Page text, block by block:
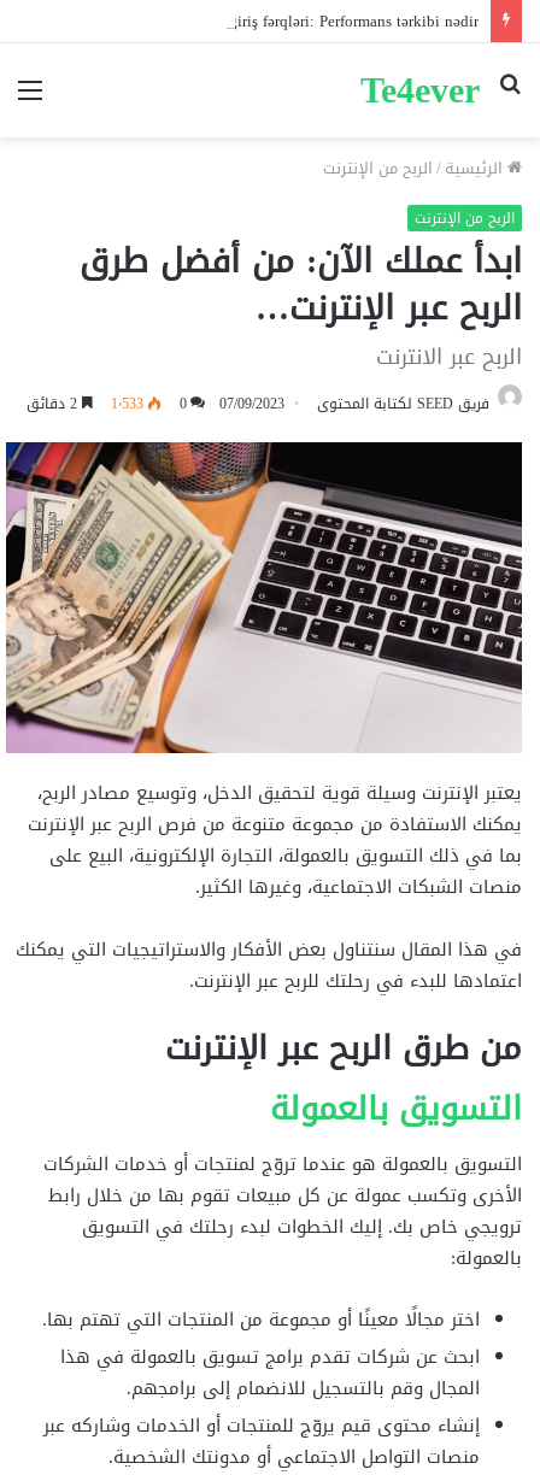
Pin-up mobil və masaüstü giriş fərqləri: Performans tərkibi nədir?
Te4ever
بحث
الرئيسية/الربح من الإنترنت
الربح من الإنترنت
ابدأ عملك الآن: من أفضل طرق
الربح عبر الإنترنت…
الربح عبر الانترنت
فريق SEED لكتابة المحتوى 07/09/2023
0 1٬533
يعتبر الإنترنت وسيلة قوية لتحقيق الدخل، وتوسيع مصادر الربح،
يمكنك الاستفادة من مجموعة متنوعة من فرص الربح عبر الإنترنت
بما في ذلك التسويق بالعمولة، التجارة الإلكترونية، البيع على
منصات الشبكات الاجتماعية، وغيرها الكثير.
في هذا المقال سنتناول بعض الأفكار والاستراتيجيات التي يمكنك
اعتمادها للبدء في رحلتك للربح عبر الإنترنت.
من طرق الربح عبر الإنترنت
التسويق بالعمولة
التسويق بالعمولة هو عندما تروّج لمنتجات أو خدمات الشركات
الأخرى وتكسب عمولة عن كل مبيعات تقوم بها من خلال رابط
ترويجي خاص بك. إليك الخطوات لبدء رحلتك في التسويق
بالعمولة:
اختر مجالًا معينًا أو مجموعة من المنتجات التي تهتم بها.
ابحث عن شركات تقدم برامج تسويق بالعمولة في هذا
المجال وقم بالتسجيل للانضمام إلى برامجهم.
إنشاء محتوى قيم يروّج للمنتجات أو الخدمات وشاركه عبر
منصات التواصل الاجتماعي أو مدونتك الشخصية.